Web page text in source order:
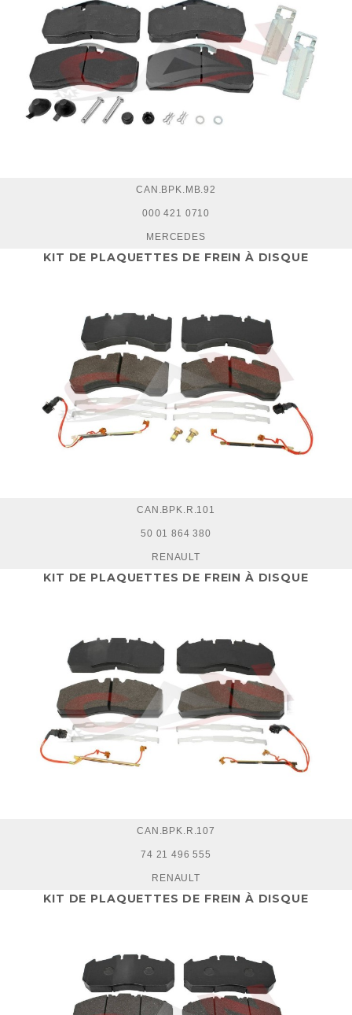
CAN.BPK.MB.92
000 421 0710
MERCEDES
KIT DE PLAQUETTES DE FREIN À DISQUE
CAN.BPK.R.101
50 01 864 380
RENAULT
KIT DE PLAQUETTES DE FREIN À DISQUE
CAN.BPK.R.107
74 21 496 555
RENAULT
KIT DE PLAQUETTES DE FREIN À DISQUE